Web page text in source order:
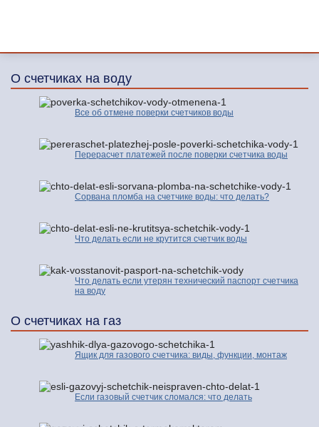
О счетчиках на воду
Все об отмене поверки счетчиков воды
Перерасчет платежей после поверки счетчика воды
Сорвана пломба на счетчике воды: что делать?
Что делать если не крутится счетчик воды
Что делать если утерян технический паспорт счетчика
на воду
О счетчиках на газ
Ящик для газового счетчика: виды, функции, монтаж
Если газовый счетчик сломался: что делать